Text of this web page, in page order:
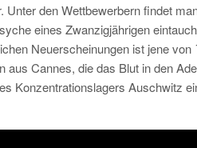
den Wettbewerbern findet
eines Zwanzigjährigen
Neuerscheinungen ist jene von
aus Cannes, die das Blut in den
Konzentrationslagers Auschwitz